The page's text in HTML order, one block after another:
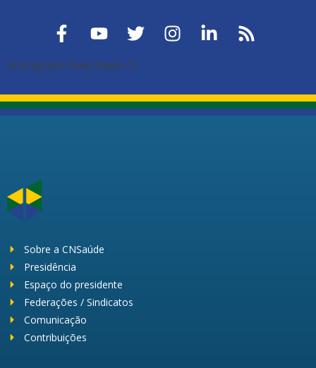
[instagram-feed feed=1]
Sobre a CNSaúde
Presidência
Espaço do presidente
Federações / Sindicatos
Comunicação
Contribuições